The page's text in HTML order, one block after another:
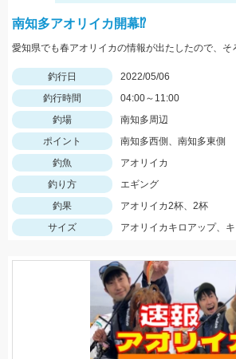
南知多アオリイカ開幕⁉️
釣行日
2022/05/06
釣行時間
04:00～11:00
釣場
南知多周辺
ポイント
南知多西側、南知多東側
釣魚
アオリイカ
釣り方
エギング
釣果
アオリイカ2杯、2杯
サイズ
アオリイカキロアップ、